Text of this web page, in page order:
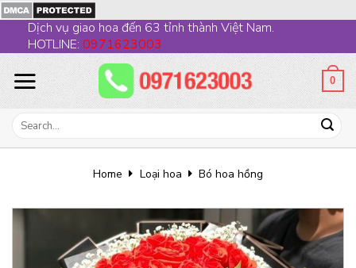
to
content
Dịch vụ giao hoa đến 63 tỉnh thành Việt Nam.
HOTLINE: 0971623003
0
Search
Home Loại hoa Bó hoa hồng